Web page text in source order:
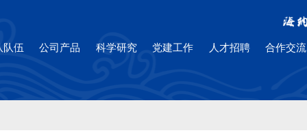
网站-Branding Company
队伍 公司产品 科学研究 党建工作 人才招聘 合作交流